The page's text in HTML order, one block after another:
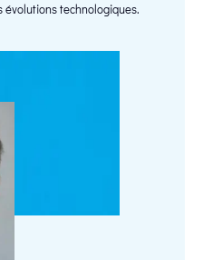
évolutions technologiques.